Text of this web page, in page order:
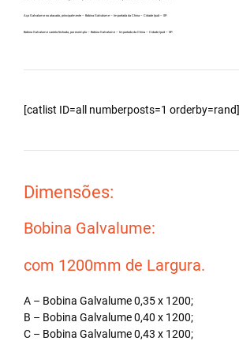
Aço Galvalume no atacado, principalmente – Bobina Galvalume – Importada da China – Cidade Ipuã – SP.
Bobina Galvalume carreta fechada, por exemplo – Bobina Galvalume – Importada da China – Cidade Ipuã – SP.
[catlist ID=all numberposts=1 orderby=rand]
Dimensões:
Bobina Galvalume:
com 1200mm de Largura.
A – Bobina Galvalume 0,35 x 1200;
B – Bobina Galvalume 0,40 x 1200;
C – Bobina Galvalume 0,43 x 1200;